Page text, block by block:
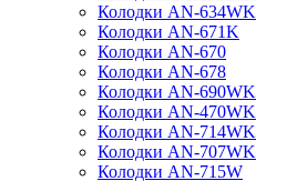
Колодки AN-634WK
Колодки AN-671K
Колодки AN-670
Колодки AN-678
Колодки AN-690WK
Колодки AN-470WK
Колодки AN-714WK
Колодки AN-707WK
Колодки AN-715W